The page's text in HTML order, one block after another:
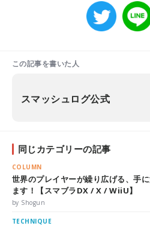
この記事を書いた人
スマッシュログ公式
同じカテゴリーの記事
COLUMN
世界のプレイヤーが繰り広げる、手
ます！【スマブラDX / X / WiiU】
by Shogun
TECHNIQUE